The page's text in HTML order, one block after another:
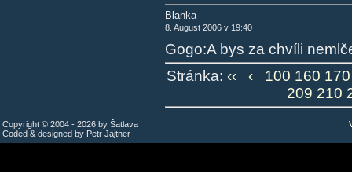
Blanka
8. August 2006 v 19:40
Gogo:A bys za chvíli
Stránka: ‹‹ ‹ 100 160 170
209 210
Copyright © 2004 - 2026 by Šatlava
Coded & designed by Petr Jajtner